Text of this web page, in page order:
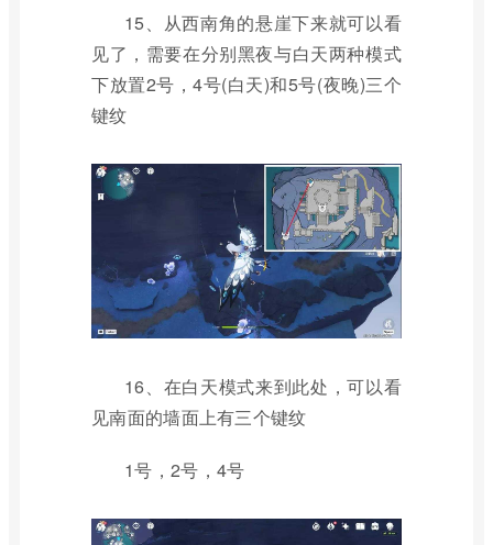
15、从西南角的悬崖下来就可以看
见了，需要在分别黑夜与白天两种模式
下放置2号，4号(白天)和5号(夜晚)三个
键纹
16、在白天模式来到此处，可以看
见南面的墙面上有三个键纹
1号，2号，4号